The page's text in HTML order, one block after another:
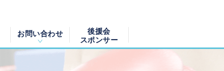
お問い合わせ
後援会
スポンサー